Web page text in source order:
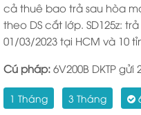
cả thuê bao trả sau hòa
theo DS cắt lớp. SD125z:
01/03/2023 tại HCM và 10
Cú pháp: 6V200B DKTP gửi
1 Tháng 3 Tháng